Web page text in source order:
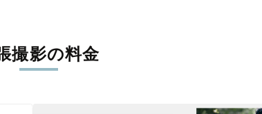
撮影の料金